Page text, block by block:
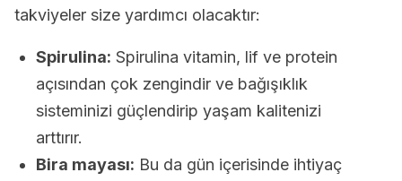
takviyeler size yardımcı olacaktır:
Spirulina: Spirulina vitamin, lif ve protein
açısından çok zengindir ve bağışıklık
sisteminizi güçlendirip yaşam kalitenizi
arttırır.
Bira mayası: Bu da gün içerisinde ihtiyaç